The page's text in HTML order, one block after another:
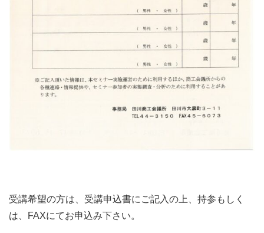
受講希望の方は、受講申込書にご記入の上、持参もしく
は、FAXにてお申込み下さい。